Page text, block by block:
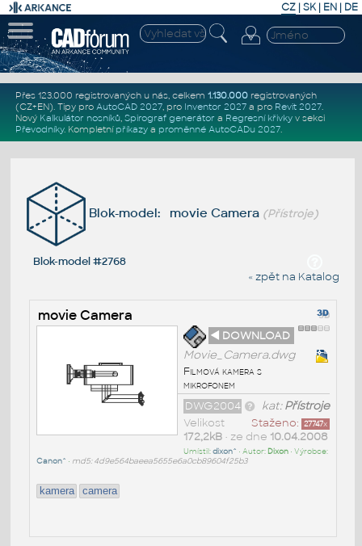
CZ | SK| EN | DE
Přes 123.000 registrovaných u nás, celkem 1.130.000registrovaných
(CZ+EN). Tipy pro AutoCAD 2027, pro Inventor 2027a pro Revit 2027.
Nový Kalkulátor nosníků, Spirograf generátor a Regresní křivkyv sekci
Převodníky. Kompletní příkazya proměnné AutoCADu 2027.
Blok-model: movie Camera (Přístroje)
Blok-model #2768
« zpět na Katalog
movie Camera
◄ DOWNLOAD
Movie_Camera.dwg
Filmová kamera s
mikrofonem
kat:Přístroje
DWG2004
Staženo: 27747x
Velikost
172,2kB• ze dne 10.04.2008
Umístil:dixon^ • Autor: Dixon• Výrobce:
Canon^ • md5: 4d9e564baeea5655e6a0cb89604f25b3
kamera camera